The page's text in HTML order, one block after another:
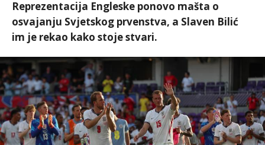
Reprezentacija Engleske ponovo mašta o
osvajanju Svjetskog prvenstva, a Slaven Bilić
im je rekao kako stoje stvari.